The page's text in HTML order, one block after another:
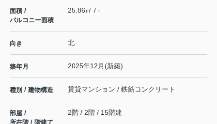
面積 /
バルコニー面積
25.86㎡ / -
向き 北
築年月 2025年12月(新築)
種別 / 建物構造 賃貸マンション / 鉄筋コンクリート
部屋 /
所在階 / 階建て
2階 / 2階 / 15階建